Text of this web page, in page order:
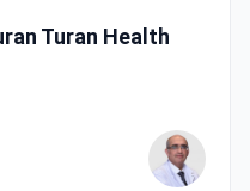
Turan Health